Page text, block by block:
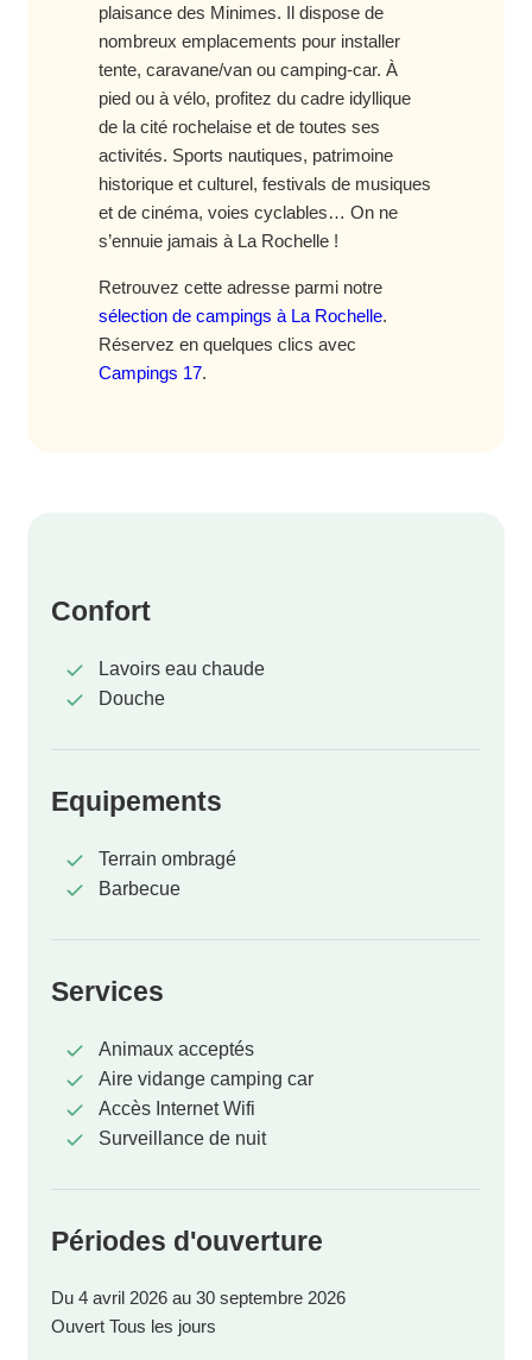
plaisance des Minimes. Il dispose de
nombreux emplacements pour installer
tente, caravane/van ou camping-car. À
pied ou à vélo, profitez du cadre idyllique
de la cité rochelaise et de toutes ses
activités. Sports nautiques, patrimoine
historique et culturel, festivals de musiques
et de cinéma, voies cyclables… On ne
s’ennuie jamais à La Rochelle !
Retrouvez cette adresse parmi notre
sélection de campings à La Rochelle.
Réservez en quelques clics avec
Campings 17.
Confort
Lavoirs eau chaude
Douche
Equipements
Terrain ombragé
Barbecue
Services
Animaux acceptés
Aire vidange camping car
Accès Internet Wifi
Surveillance de nuit
Périodes d'ouverture
Du 4 avril 2026 au 30 septembre 2026
Ouvert Tous les jours